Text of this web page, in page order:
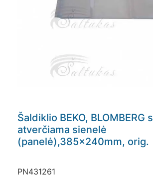
Šaldiklio BEKO, BLOMBERG
atverčiama sienelė
(panelė),385x240mm, orig.
PN431261